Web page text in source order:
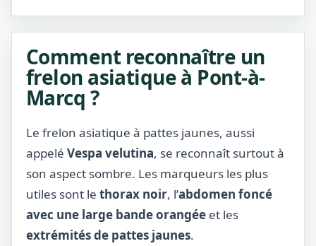
Comment reconnaître un
frelon asiatique à Pont-à-
Marcq ?
Le frelon asiatique à pattes jaunes, aussi
appelé Vespa velutina, se reconnaît surtout à
son aspect sombre. Les marqueurs les plus
utiles sont le thorax noir, l’abdomen foncé
avec une large bande orangée et les
extrémités de pattes jaunes.